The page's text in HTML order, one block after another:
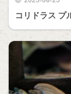
コリドラス プ